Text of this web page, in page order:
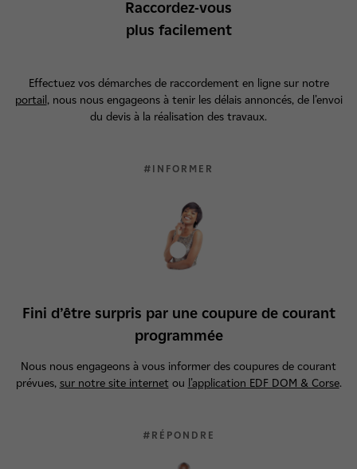
Raccordez-vous
plus facilement
Effectuez vos démarches de raccordement en ligne sur notre
portail , nous nous engageons à tenir les délais annoncés, de l’envoi
du devis à la réalisation des travaux.
#INFORMER
Fini d’être surpris par une coupure de courant
programmée
Nous nous engageons à vous informer des coupures de courant
prévues, sur notre site internetou l’application EDF DOM & Corse.
#RÉPONDRE